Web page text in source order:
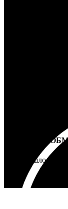
ВОЗВРАТ И
Не подошло -